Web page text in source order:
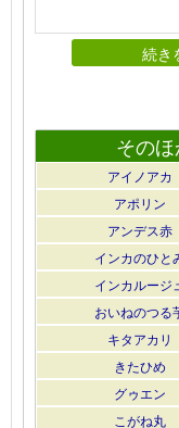
続き
その
アイノアカ
アポリン
アンデス赤
インカのひと
インカルージ
おいねのつる
キタアカリ
きたひめ
グゥエン
こがね丸